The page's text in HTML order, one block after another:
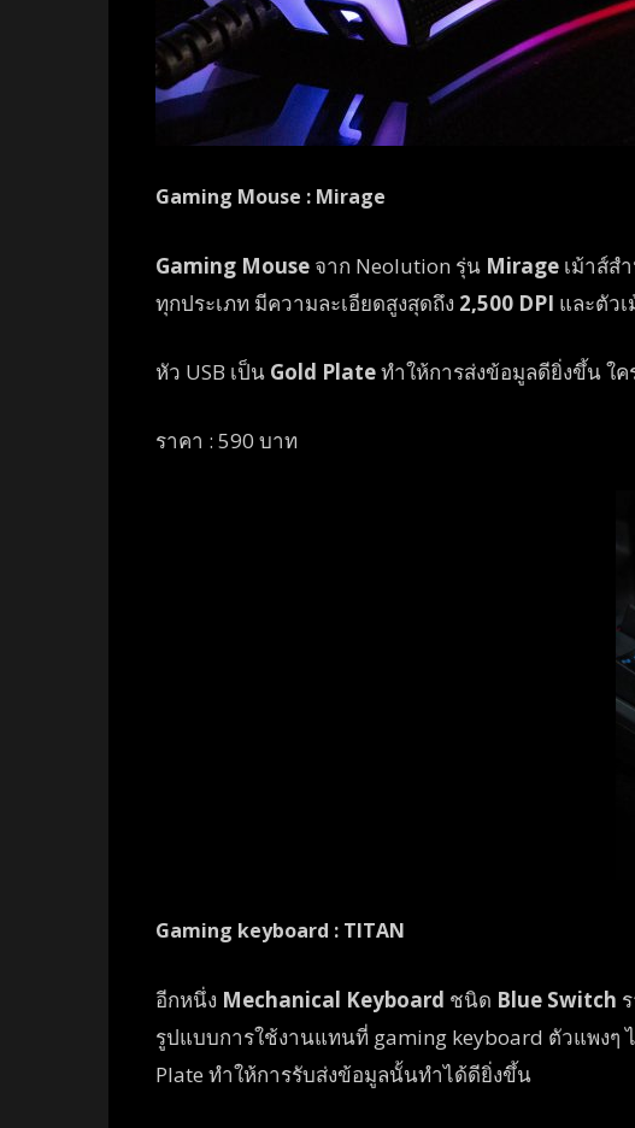
Gaming Mouse : Mirage
Gaming Mouse จาก Neolution รุ่น Mirage เม้าส์ส
ทุกประเภท มีความละเอียดสูงสุดถึง 2,500 DPI และตัว
หัว USB เป็น Gold Plateทำให้การส่งข้อมูลดียิ่งขึ้น ใ
ราคา : 590 บาท
Gaming keyboard : TITAN
อีกหนึ่ง Mechanical Keyboard ชนิด Blue Switch
รูปแบบการใช้งานแทนที่ gaming keyboard ตัวแพงๆ
Plate ทำให้การรับส่งข้อมูลนั้นทำได้ดียิ่งขึ้น